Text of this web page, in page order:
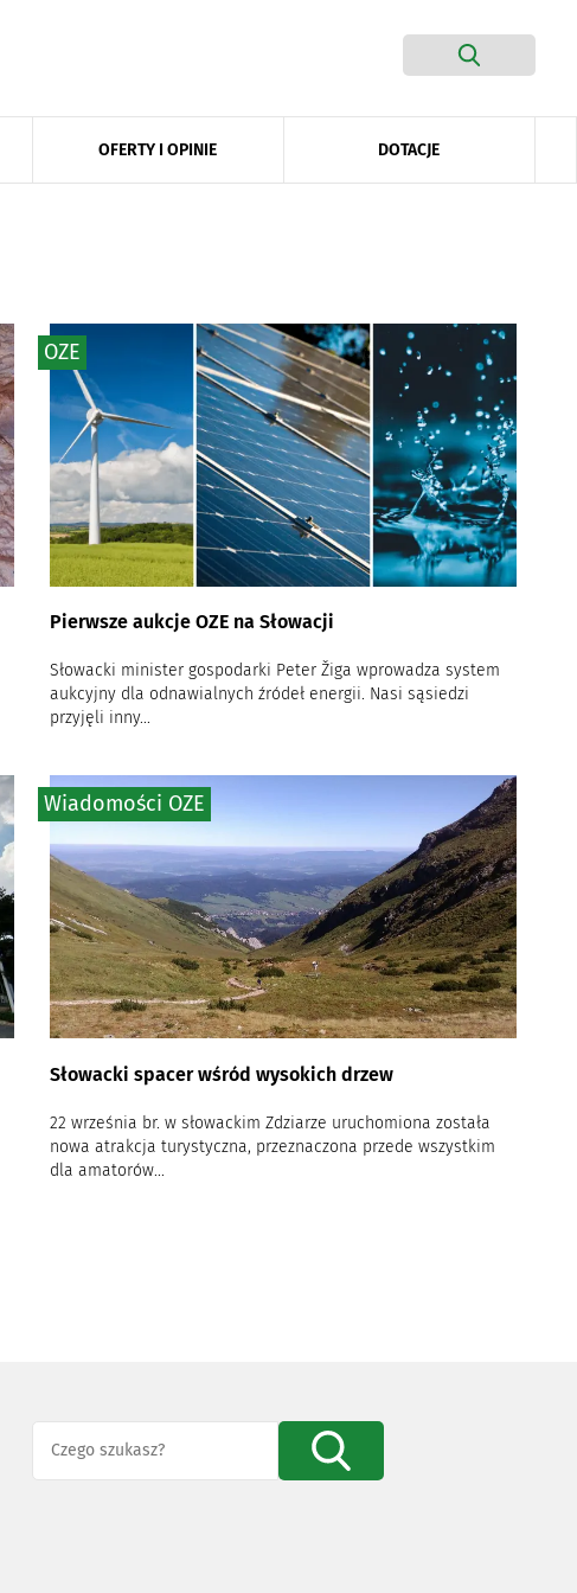
OFERTY I OPINIE DOTACJE
Pierwsze aukcje OZE na Słowacji
Słowacki minister gospodarki Peter Žiga wprowadza system
aukcyjny dla odnawialnych źródeł energii. Nasi sąsiedzi
przyjęli inny...
OZE
Słowacki spacer wśród wysokich drzew
22 września br. w słowackim Zdziarze uruchomiona została
nowa atrakcja turystyczna, przeznaczona przede wszystkim
dla amatorów...
Wiadomości OZE